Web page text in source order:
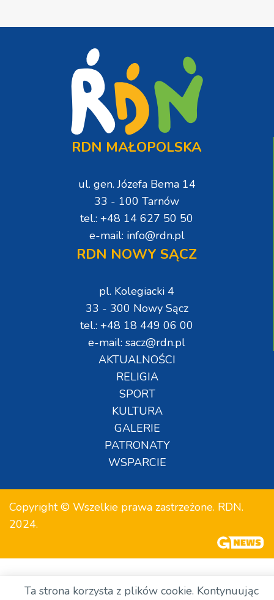
RDN MAŁOPOLSKA
ul. gen. Józefa Bema 14
33 - 100 Tarnów
tel.: +48 14 627 50 50
e-mail: info@rdn.pl
RDN NOWY SĄCZ
pl. Kolegiacki 4
33 - 300 Nowy Sącz
tel.: +48 18 449 06 00
e-mail: sacz@rdn.pl
AKTUALNOŚCI
RELIGIA
SPORT
KULTURA
GALERIE
PATRONATY
WSPARCIE
Copyright © Wszelkie prawa zastrzeżone. RDN.
2024.
Ta strona korzysta z plików cookie. Kontynuując